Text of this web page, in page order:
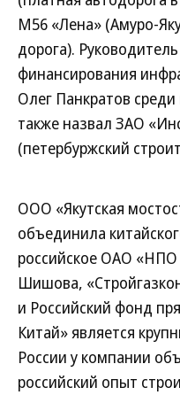
М56 «Лена» (Амуро-
дорога).
финансирования
Олег Панкратов
также назвал ЗАО
(петербуржский
ООО «Якутская
объединила
российское ОАО «НПО
Шишова,
и Российский фонд
Китай» является
России у компании
российский опыт